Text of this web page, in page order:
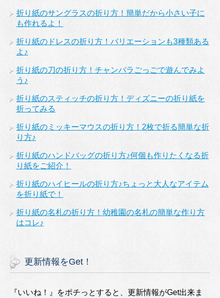
折り紙のサングラスの折り方！簡単だから小さい子に
も作れるよ！
折り紙のドレスの折り方！バリエーションも3種類ある
よ♪
折り紙の刀の折り方！チャンバラごっごで遊んでみよ
う♪
折り紙のスティッチの折り方！ディズニーの折り紙を
折ってみる
折り紙のミッキーマウスの折り方！2枚で折る簡単な折
り方♪
折り紙のハンドバッグの折り方♪何個も作りたくなる折
り紙をご紹介！
折り紙のハイヒールの折り方♪ちょっと大人なアイテム
を折り紙で！
折り紙の名札の折り方！幼稚園の名札の簡単な作り方
はコレ♪
更新情報をGet！
『いいね！』をポチっとすると、更新情報がGet出来ま